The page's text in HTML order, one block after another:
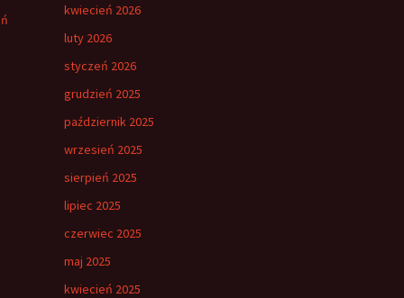
kwiecień 2026
luty 2026
styczeń 2026
grudzień 2025
październik 2025
wrzesień 2025
sierpień 2025
lipiec 2025
czerwiec 2025
maj 2025
kwiecień 2025